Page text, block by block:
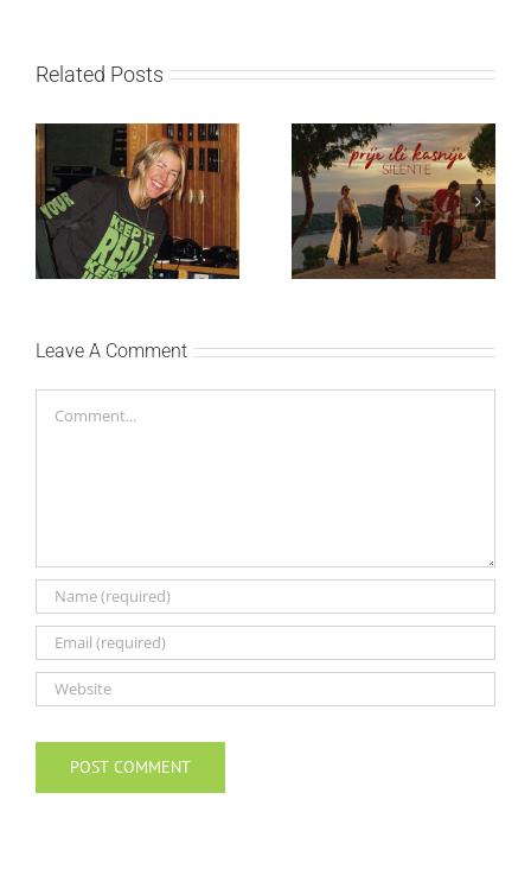
Related Posts
Ellie Goulding otkriva
nežniju stranu novim
singlom „4 Seasons“
Silente objavio novi
singl “Prije ili kasnije”
Leave A Comment